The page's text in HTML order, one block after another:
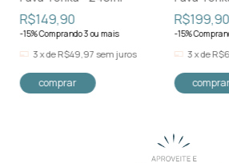
R$149,90
-15% Comprando 3 ou mais
3 xdeR$49,97 sem juros
R$199,90
-15%
3 xde
Para comprar com